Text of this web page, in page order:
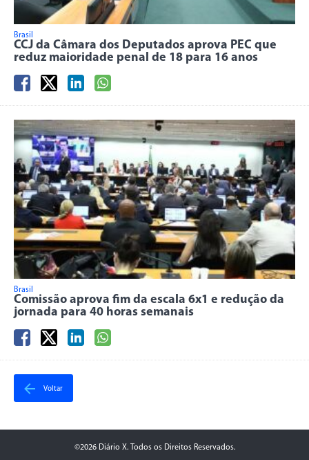
Brasil
CCJ da Câmara dos Deputados aprova PEC que
reduz maioridade penal de 18 para 16 anos
Brasil
Comissão aprova fim da escala 6x1 e redução da
jornada para 40 horas semanais
Voltar
©2026 Diário X. Todos os Direitos Reservados.